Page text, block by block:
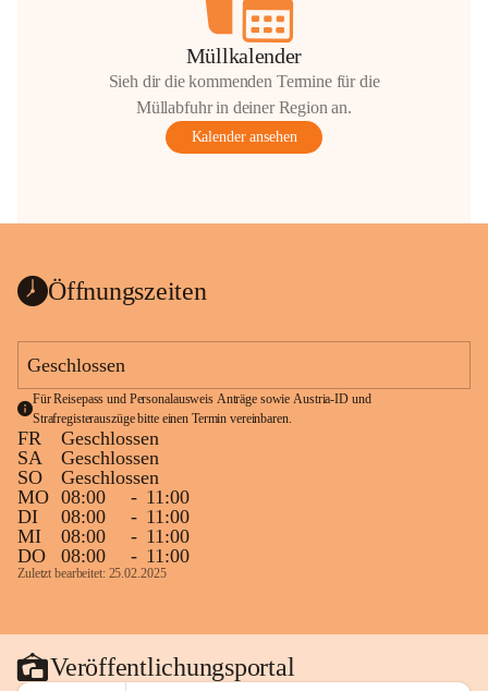
Müllkalender
Sieh dir die kommenden Termine für die
Müllabfuhr in deiner Region an.
Kalender ansehen
Öffnungszeiten
Geschlossen
Für Reisepass und Personalausweis Anträge sowie Austria-ID und
Strafregisterauszüge bitte einen Termin vereinbaren.
FR
Geschlossen
SA
Geschlossen
SO
Geschlossen
MO 08:00 - 11:00
DI
08:00 - 11:00
MI
08:00 - 11:00
DO
08:00 - 11:00
Zuletzt bearbeitet: 25.02.2025
Veröffentlichungsportal